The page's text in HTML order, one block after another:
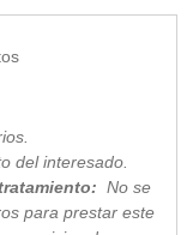
del interesado.
No se
para prestar este